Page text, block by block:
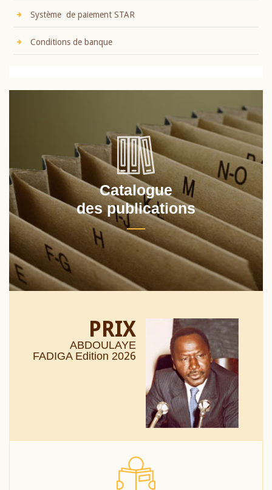
Système de paiement STAR
Conditions de banque
Catalogue
des publications
PRIX
ABDOULAYE
FADIGA Edition 2026